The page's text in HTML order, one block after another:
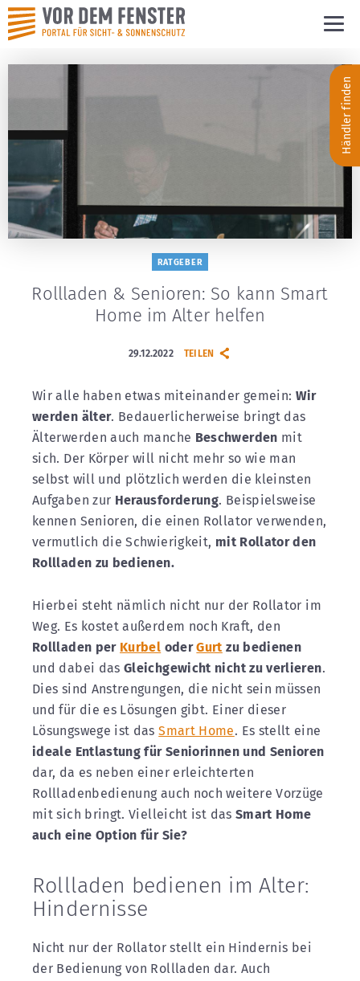
Händler finden
RATGEBER
Rollladen & Senioren: So kann Smart
Home im Alter helfen
29.12.2022 TEILEN
Wir alle haben etwas miteinander gemein: Wir
werden älter. Bedauerlicherweise bringt das
Älterwerden auch manche Beschwerden mit
sich. Der Körper will nicht mehr so wie man
selbst will und plötzlich werden die kleinsten
Aufgaben zur Herausforderung. Beispielsweise
kennen Senioren, die einen Rollator verwenden,
vermutlich die Schwierigkeit, mit Rollator den
Rollladen zu bedienen.
Hierbei steht nämlich nicht nur der Rollator im
Weg. Es kostet außerdem noch Kraft, den
Rollladen per Kurbel oderGurt zu bedienen
und dabei dasGleichgewicht nicht zu verlieren.
Dies sind Anstrengungen, die nicht sein müssen
und für die es Lösungen gibt. Einer dieser
Lösungswege ist dasSmart Home. Es stellt eine
ideale Entlastung für Seniorinnen und Senioren
dar, da es neben einer erleichterten
Rollladenbedienung auch noch weitere Vorzüge
mit sich bringt. Vielleicht ist das Smart Home
auch eine Option für Sie?
Rollladen bedienen im Alter:
Hindernisse
Nicht nur der Rollator stellt ein Hindernis bei
der Bedienung von Rollladen dar. Auch